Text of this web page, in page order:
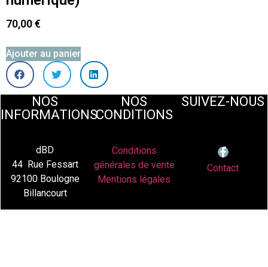
70,00€
Ajouter au panier
NOS
INFORMATIONS
dBD
44 Rue Fessart
92100 Boulogne
Billancourt
NOS
CONDITIONS
Conditions
générales de vente
Mentions légales
SUIVEZ-NOUS
Contact